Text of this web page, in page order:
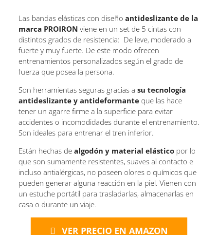
Las bandas elásticas con diseño antideslizante de la
marca PROIRON viene en un set de 5 cintas con
distintos grados de resistencia: De leve, moderado a
fuerte y muy fuerte. De este modo ofrecen
entrenamientos personalizados según el grado de
fuerza que posea la persona.
Son herramientas seguras gracias a su tecnología
antideslizante y antideformante que las hace
tener un agarre firme a la superficie para evitar
accidentes o incomodidades durante el entrenamiento.
Son ideales para entrenar el tren inferior.
Están hechas de algodón y material elástico por lo
que son sumamente resistentes, suaves al contacto e
incluso antialérgicas, no poseen olores o químicos que
pueden generar alguna reacción en la piel. Vienen con
un estuche portátil para trasladarlas, almacenarlas en
casa o durante un viaje.
VER PRECIO EN AMAZON